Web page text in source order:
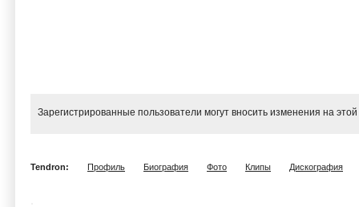
Зарегистрированные пользователи могут вносить изменения на
Tendron: Профиль Биография Фото Клипы Дискография